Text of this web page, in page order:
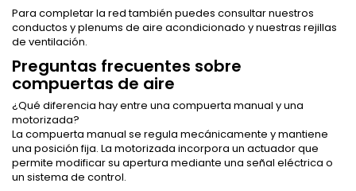
Para completar la red también puedes consultar nuestros
conductos y plenums de aire acondicionado y nuestras rejillas
de ventilación.
Preguntas frecuentes sobre
compuertas de aire
¿Qué diferencia hay entre una compuerta manual y una
motorizada?
La compuerta manual se regula mecánicamente y mantiene
una posición fija. La motorizada incorpora un actuador que
permite modificar su apertura mediante una señal eléctrica o
un sistema de control.